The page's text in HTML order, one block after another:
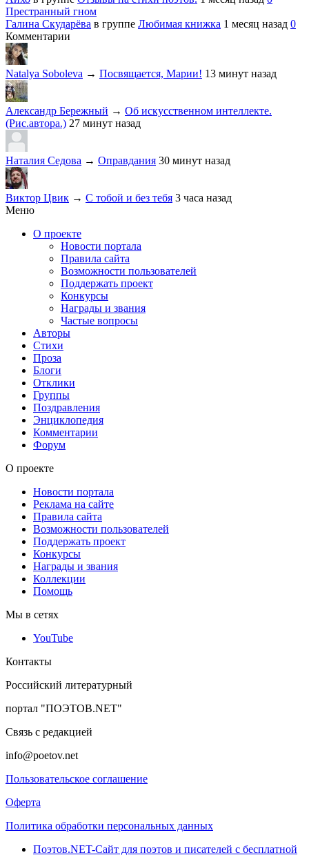
Престранный гном
Галина Скударёва в группе Любимая книжка 1 месяц назад 0
Комментарии
Natalya Soboleva → Посвящается, Марии! 13 минут назад
Александр Бережный → Об искусственном интеллекте.
(Рис.автора.) 27 минут назад
Наталия Седова → Оправдания 30 минут назад
Виктор Цвик → С тобой и без тебя 3 часа назад
Меню
О проекте
Новости портала
Правила сайта
Возможности пользователей
Поддержать проект
Конкурсы
Награды и звания
Частые вопросы
Авторы
Стихи
Проза
Блоги
Отклики
Группы
Поздравления
Энциклопедия
Комментарии
Форум
О проекте
Новости портала
Реклама на сайте
Правила сайта
Возможности пользователей
Поддержать проект
Конкурсы
Награды и звания
Коллекции
Помощь
Мы в сетях
YouTube
Контакты
Российский литературный
портал "ПОЭТОВ.NET"
Связь с редакцией
info@poetov.net
Пользовательское соглашение
Оферта
Политика обработки персональных данных
Поэтов.NET-Сайт для поэтов и писателей с бесплатной